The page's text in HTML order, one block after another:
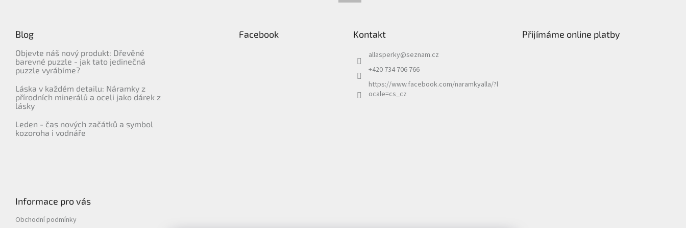
Blog
Objevte náš nový produkt: Dřevěné
barevné puzzle - jak tato jedinečná
puzzle vyrábíme?
Láska v každém detailu: Náramky z
přírodních minerálů a oceli jako dárek z
lásky
Leden - čas nových začátků a symbol
kozoroha i vodnáře
Facebook Kontakt
allasperky@seznam.cz
+420 734 706 766
https://www.facebook.com/naramkyalla/?l
ocale=cs_cz
Přijímáme online platby
Informace pro vás
Obchodní podmínky